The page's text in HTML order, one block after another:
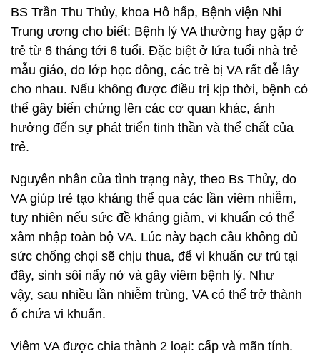
BS Trần Thu Thủy, khoa Hô hấp, Bệnh viện Nhi
Trung ương cho biết: Bệnh lý VA thường hay gặp ở
trẻ từ 6 tháng tới 6 tuổi. Đặc biệt ở lứa tuổi nhà trẻ
mẫu giáo, do lớp học đông, các trẻ bị VA rất dễ lây
cho nhau. Nếu không được điều trị kịp thời, bệnh có
thể gây biến chứng lên các cơ quan khác, ảnh
hưởng đến sự phát triển tinh thần và thể chất của
trẻ.
Nguyên nhân của tình trạng này, theo Bs Thủy, do
VA giúp trẻ tạo kháng thể qua các lần viêm nhiễm,
tuy nhiên nếu sức đề kháng giảm, vi khuẩn có thể
xâm nhập toàn bộ VA. Lúc này bạch cầu không đủ
sức chống chọi sẽ chịu thua, để vi khuẩn cư trú tại
đây, sinh sôi nẩy nở và gây viêm bệnh lý. Như
vậy, sau nhiều lần nhiễm trùng, VA có thể trở thành
ổ chứa vi khuẩn.
Viêm VA được chia thành 2 loại: cấp và mãn tính.